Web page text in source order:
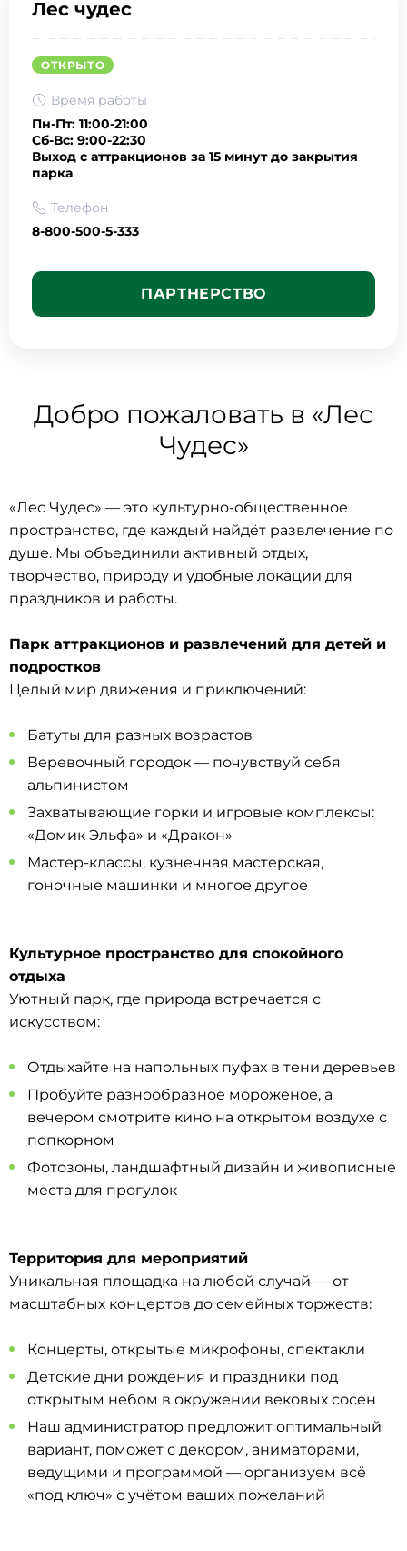
Лес чудес
ОТКРЫТО
Время работы
Пн-Пт: 11:00-21:00
Сб-Вс: 9:00-22:30
Выход с аттракционов за 15 минут до закрытия
парка
Телефон
8-800-500-5-333
ПАРТНЕРСТВО
Добро пожаловать в «Лес
Чудес»
«Лес Чудес» — это культурно-общественное
пространство, где каждый найдёт развлечение по
душе. Мы объединили активный отдых,
творчество, природу и удобные локации для
праздников и работы.
Парк аттракционов и развлечений для детей и
подростков
Целый мир движения и приключений:
Батуты для разных возрастов
Веревочный городок — почувствуй себя
альпинистом
Захватывающие горки и игровые комплексы:
«Домик Эльфа» и «Дракон»
Мастер-классы, кузнечная мастерская,
гоночные машинки и многое другое
Культурное пространство для спокойного
отдыха
Уютный парк, где природа встречается с
искусством:
Отдыхайте на напольных пуфах в тени деревьев
Пробуйте разнообразное мороженое, а
вечером смотрите кино на открытом воздухе с
попкорном
Фотозоны, ландшафтный дизайн и живописные
места для прогулок
Территория для мероприятий
Уникальная площадка на любой случай — от
масштабных концертов до семейных торжеств:
Концерты, открытые микрофоны, спектакли
Детские дни рождения и праздники под
открытым небом в окружении вековых сосен
Наш администратор предложит оптимальный
вариант, поможет с декором, аниматорами,
ведущими и программой — организуем всё
«под ключ» с учётом ваших пожеланий